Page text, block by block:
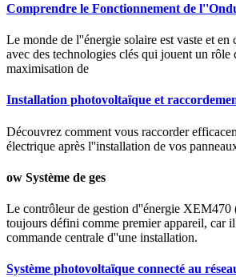
Comprendre le Fonctionnement de
Le monde de l''énergie solaire est vaste et en
avec des technologies clés qui jouent un rôle
maximisation de
Installation photovoltaïque et
Découvrez comment vous raccorder
électrique après l''installation de vos
ow Système de ges
Le contrôleur de gestion d''énergie XEM470
toujours défini comme premier appareil, car
commande centrale d''une installation.
Système photovoltaïque connecté au